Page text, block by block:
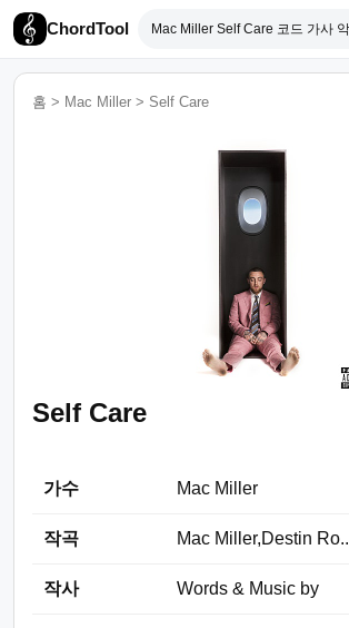
ChordTool
홈 > Mac Miller > Self Care
Self Care
가수 Mac Miller
작곡 Mac Miller,Destin Ro..
작사 Words & Music by